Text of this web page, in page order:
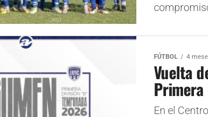
FÚTBOL 4
Vuelta
Primera
En el